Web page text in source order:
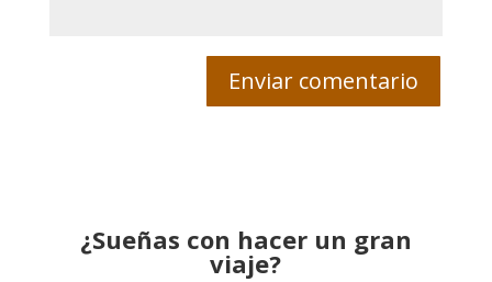
¿Sueñas con hacer un gran
viaje?